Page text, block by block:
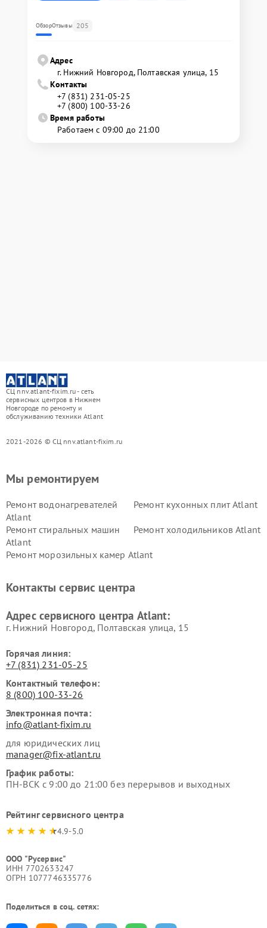
ОбзорОтзывы 205
Адрес
г. Нижний Новгород, Полтавская улица, 15
Контакты
+7 (831) 231-05-25
+7 (800) 100-33-26
Время работы
Работаем с 09:00 до 21:00
СЦ nnv.atlant-fixim.ru - сеть
сервисных центров в Нижнем
Новгороде по ремонту и
обслуживанию техники Atlant
2021-2026 © СЦ nnv.atlant-fixim.ru
Мы ремонтируем
Ремонт водонагревателей
Atlant
Ремонт кухонных плит Atlant
Ремонт стиральных машин
Atlant
Ремонт холодильников Atlant
Ремонт морозильных камер Atlant
Контакты сервис центра
Адрес сервисного центра Atlant:
г. Нижний Новгород, Полтавская улица, 15
Горячая линия:
+7 (831) 231-05-25
Контактный телефон:
8 (800) 100-33-26
Электронная почта:
info@atlant-fixim.ru
для юридических лиц
manager@fix-atlant.ru
График работы:
ПН-ВСК с 9:00 до 21:00 без перерывов и выходных
Рейтинг сервисного центра
4.9-5.0
ООО "Русервис"
ИНН 7702633247
ОГРН 1077746335776
Поделиться в соц. сетях: